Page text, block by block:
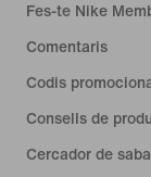
Fes-te Nike
Comentaris
Codis
Consells de
Cercador de